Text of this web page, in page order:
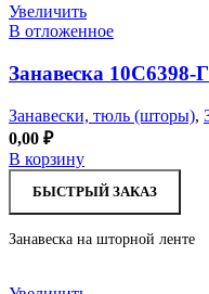
Увеличить
В отложенное
Занавеска 10С6398-
Занавески, тюль (шторы),
0,00 ₽
В корзину
БЫСТРЫЙ ЗАКАЗ
Занавеска на шторной ленте